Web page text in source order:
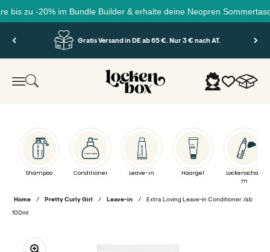
-20% im Bundle Builder & erhalte deine Neopren Sommertasche
Zum Inhalt springen
Gratis Versand in DE ab 65 €. Nur 3 € nach AT.
MenüSuche Lockenbox.com Anmelden
Shampoo Conditioner Leave-in Haargel
Lockenschau
m
Home / Pretty Curly Girl / Leave-in / Extra Loving Leave-in Conditioner /ab
100ml
Bild vergrößern